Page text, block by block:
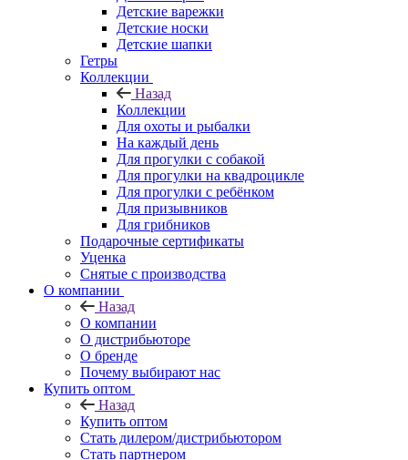
Детские варежки
Детские носки
Детские шапки
Гетры
Коллекции
Назад
Коллекции
Для охоты и рыбалки
На каждый день
Для прогулки с собакой
Для прогулки на квадроцикле
Для прогулки с ребёнком
Для призывников
Для грибников
Подарочные сертификаты
Уценка
Снятые с производства
О компании
Назад
О компании
О дистрибьюторе
О бренде
Почему выбирают нас
Купить оптом
Назад
Купить оптом
Стать дилером/дистрибьютором
Стать партнером